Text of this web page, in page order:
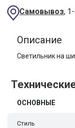
Самовывоз,
Описание
Светильник на
ОСНОВНЫЕ
Стиль